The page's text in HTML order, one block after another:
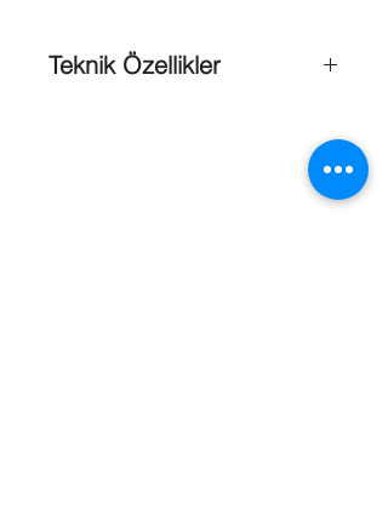
Teknik Özellikler